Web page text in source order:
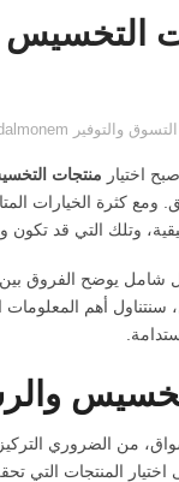
التخسيس
التسوق والتوفير
اختيار منتجات
كثرة الخيارات
وتلك التي قد تكون
يوضح الفروق بين
سنتناول أهم
من الضروري التركيز
المنتجات التي